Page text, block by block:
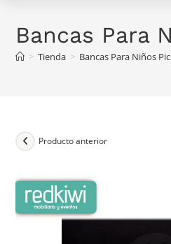
Bancas Para
> Tienda > Bancas Para Niños
Producto anterior